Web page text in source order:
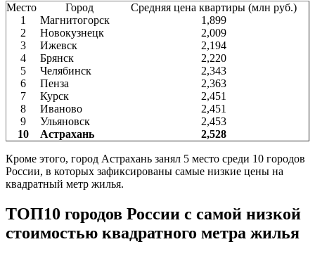
Место Город
Средняя цена квартиры (млн руб.)
1
Магнитогорск
1,899
2
Новокузнецк
2,009
3
Ижевск
2,194
4
Брянск
2,220
5
Челябинск
2,343
6
Пенза
2,363
7
Курск
2,451
8
Иваново
2,451
9
Ульяновск
2,453
10
Астрахань 2,528
Кроме этого, город Астрахань занял 5 место среди 10 городов
России, в которых зафиксированы самые низкие цены на
квадратный метр жилья.
ТОП10 городов России с самой низкой
стоимостью квадратного метра жилья